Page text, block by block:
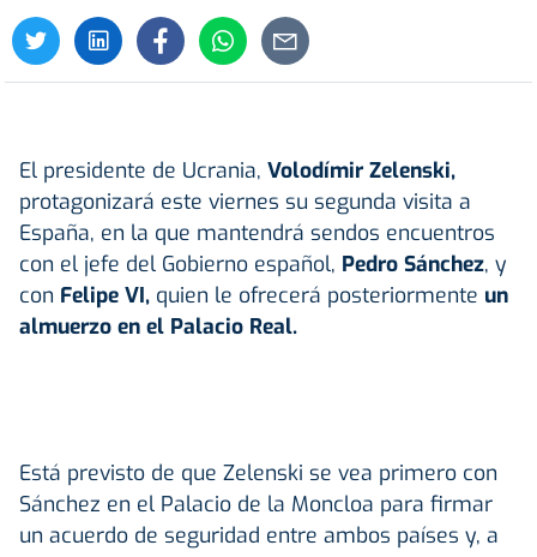
El presidente de Ucrania, Volodímir Zelenski,
protagonizará este viernes su segunda visita a
España, en la que mantendrá sendos encuentros
con el jefe del Gobierno español, Pedro Sánchez, y
con Felipe VI, quien le ofrecerá posteriormente un
almuerzo en el Palacio Real.
Está previsto de que Zelenski se vea primero con
Sánchez en el Palacio de la Moncloa para firmar
un acuerdo de seguridad entre ambos países y, a